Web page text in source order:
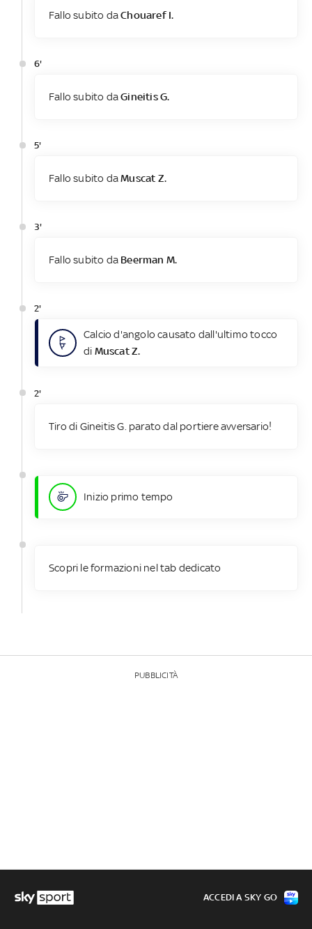
Fallo subito daChouaref I.
6'
Fallo subito daGineitis G.
5'
Fallo subito daMuscat Z.
3'
Fallo subito da Beerman M.
2'
Calcio d'angolo causato dall'ultimo tocco
di Muscat Z.
2'
Tiro di Gineitis G. parato dal portiere avversario!
Inizio primo tempo
Scopri le formazioni nel tab dedicato
PUBBLICITÀ
ACCEDI A SKY GO